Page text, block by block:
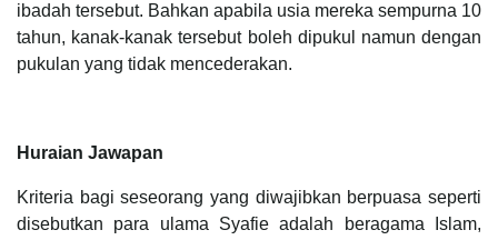
ibadah tersebut. Bahkan apabila usia mereka sempurna 10
tahun, kanak-kanak tersebut boleh dipukul namun dengan
pukulan yang tidak mencederakan.
Huraian Jawapan
Kriteria bagi seseorang yang diwajibkan berpuasa seperti
disebutkan para ulama Syafie adalah beragama Islam,